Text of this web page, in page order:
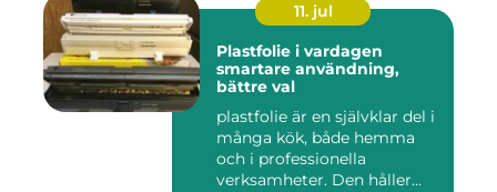
11. jul
Plastfolie i vardagen
smartare användning,
bättre val
plastfolie är en självklar del i
många kök, både hemma
och i professionella
verksamheter. Den håller...